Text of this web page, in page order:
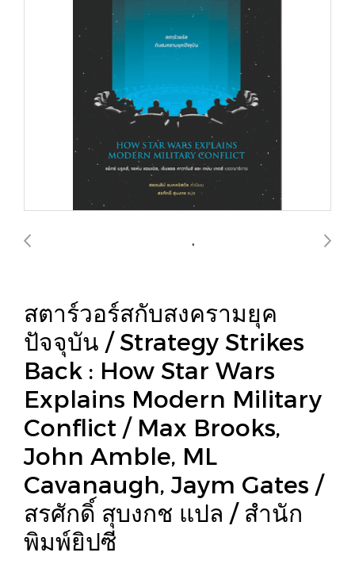
สตาร์วอร์สกับสงครามยุค
ปัจจุบัน / Strategy Strikes
Back : How Star Wars
Explains Modern Military
Conflict / Max Brooks,
John Amble, ML
Cavanaugh, Jaym Gates /
สรศักดิ์ สุบงกช แปล / สำนัก
พิมพ์ยิปซี